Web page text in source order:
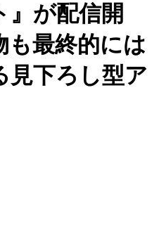
』が配信開
も最終的には
見下ろし型ア